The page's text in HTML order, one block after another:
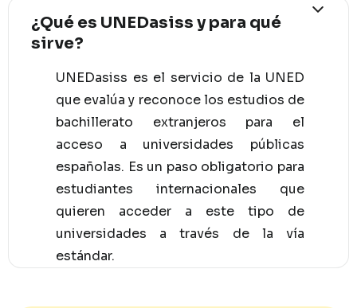
¿Qué es UNEDasiss y para qué
sirve?
UNEDasiss es el servicio de la UNED
que evalúa y reconoce los estudios de
bachillerato extranjeros para el
acceso a universidades públicas
españolas. Es un paso obligatorio para
estudiantes internacionales que
quieren acceder a este tipo de
universidades a través de la vía
estándar.